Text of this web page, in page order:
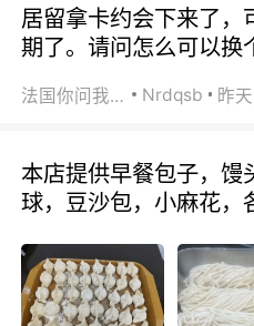
居留拿卡约会下来了，
期了。请问怎么可以换
法国你问我答 Nrdqsb 昨
本店提供早餐包子，馒
球，豆沙包，小麻花，